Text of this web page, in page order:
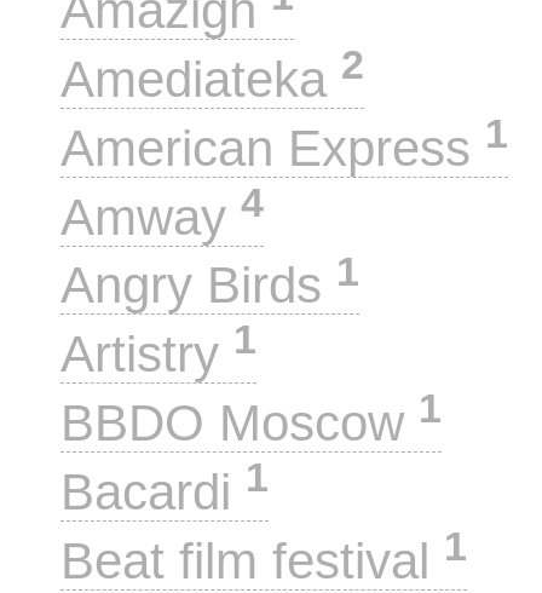
Amediateka 2
American Express 1
Amway 4
Angry Birds 1
Artistry 1
BBDO Moscow 1
Bacardi 1
Beat film festival 1